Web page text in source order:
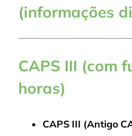
(informações
CAPS III (com
horas)
CAPS III (Antigo